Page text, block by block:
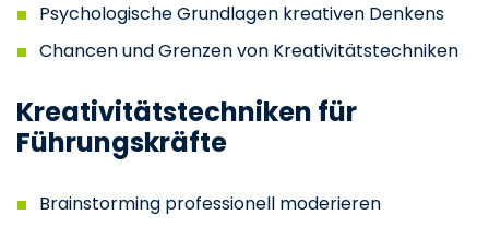
Psychologische Grundlagen kreativen Denkens
Chancen und Grenzen von Kreativitätstechniken
Kreativitätstechniken für
Führungskräfte
Brainstorming professionell moderieren